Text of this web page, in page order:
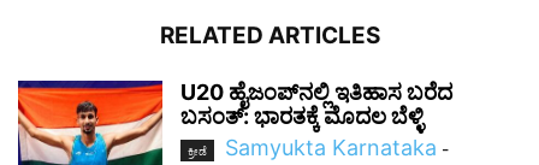
RELATED ARTICLES
U20 ಹೈಜಂಪ್‌ನಲ್ಲಿ ಇತಿಹಾಸ ಬರೆದ
ಬಸಂತ್: ಭಾರತಕ್ಕೆ ಮೊದಲ ಬೆಳ್ಳಿ
ಕ್ರೀಡೆ Samyukta Karnataka -